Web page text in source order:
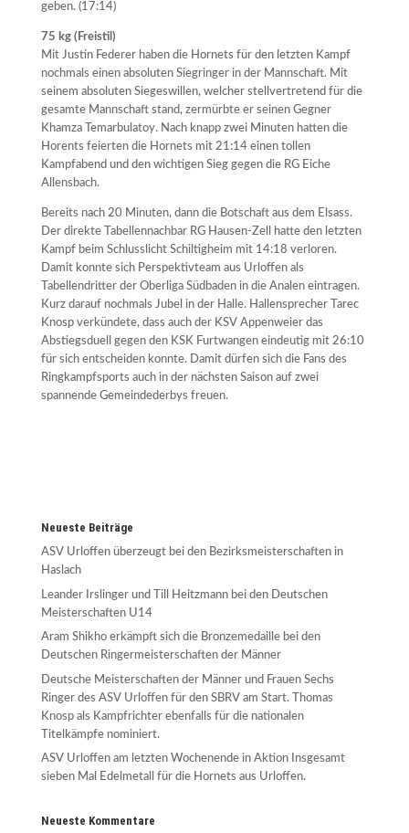
geben. (17:14)
75 kg (Freistil)
Mit Justin Federer haben die Hornets für den letzten Kampf
nochmals einen absoluten Siegringer in der Mannschaft. Mit
seinem absoluten Siegeswillen, welcher stellvertretend für die
gesamte Mannschaft stand, zermürbte er seinen Gegner
Khamza Temarbulatoy. Nach knapp zwei Minuten hatten die
Horents feierten die Hornets mit 21:14 einen tollen
Kampfabend und den wichtigen Sieg gegen die RG Eiche
Allensbach.
Bereits nach 20 Minuten, dann die Botschaft aus dem Elsass.
Der direkte Tabellennachbar RG Hausen-Zell hatte den letzten
Kampf beim Schlusslicht Schiltigheim mit 14:18 verloren.
Damit konnte sich Perspektivteam aus Urloffen als
Tabellendritter der Oberliga Südbaden in die Analen eintragen.
Kurz darauf nochmals Jubel in der Halle. Hallensprecher Tarec
Knosp verkündete, dass auch der KSV Appenweier das
Abstiegsduell gegen den KSK Furtwangen eindeutig mit 26:10
für sich entscheiden konnte. Damit dürfen sich die Fans des
Ringkampfsports auch in der nächsten Saison auf zwei
spannende Gemeindederbys freuen.
Neueste Beiträge
ASV Urloffen überzeugt bei den Bezirksmeisterschaften in
Haslach
Leander Irslinger und Till Heitzmann bei den Deutschen
Meisterschaften U14
Aram Shikho erkämpft sich die Bronzemedaille bei den
Deutschen Ringermeisterschaften der Männer
Deutsche Meisterschaften der Männer und Frauen Sechs
Ringer des ASV Urloffen für den SBRV am Start. Thomas
Knosp als Kampfrichter ebenfalls für die nationalen
Titelkämpfe nominiert.
ASV Urloffen am letzten Wochenende in Aktion Insgesamt
sieben Mal Edelmetall für die Hornets aus Urloffen.
Neueste Kommentare